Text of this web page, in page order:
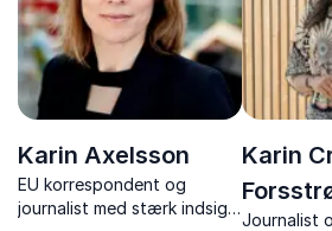
Karin Axelsson
EU korrespondent og
journalist med stærk indsigt
Karin
Journalist